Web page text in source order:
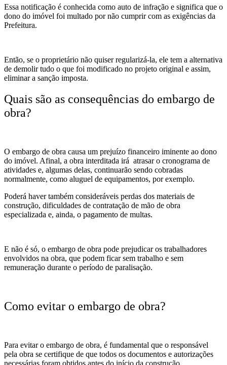
Essa notificação é conhecida como auto de infração e significa que o
dono do imóvel foi multado por não cumprir com as exigências da
Prefeitura.
Então, se o proprietário não quiser regularizá-la, ele tem a alternativa
de demolir tudo o que foi modificado no projeto original e assim,
eliminar a sanção imposta.
Quais são as consequências do embargo de
obra?
O embargo de obra causa um prejuízo financeiro iminente ao dono
do imóvel. Afinal, a obra interditada irá atrasar o cronograma de
atividades e, algumas delas, continuarão sendo cobradas
normalmente, como aluguel de equipamentos, por exemplo.
Poderá haver também consideráveis perdas dos materiais de
construção, dificuldades de contratação de mão de obra
especializada e, ainda, o pagamento de multas.
E não é só, o embargo de obra pode prejudicar os trabalhadores
envolvidos na obra, que podem ficar sem trabalho e sem
remuneração durante o período de paralisação.
Como evitar o embargo de obra?
Para evitar o embargo de obra, é fundamental que o responsável
pela obra se certifique de que todos os documentos e autorizações